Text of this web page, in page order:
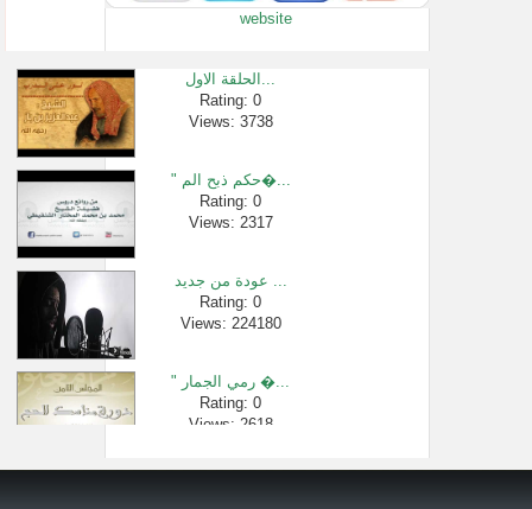
website
الحلقة الاول...
Rating: 0
Views: 3738
" حكم ذبح الم�...
Rating: 0
Views: 2317
عودة من جديد ...
Rating: 0
Views: 224180
" رمي الجمار �...
Rating: 0
Views: 2618